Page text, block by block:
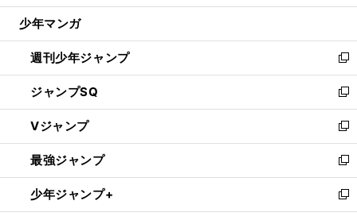
ウ
開
く
少年マンガ
週刊少年ジャンプ
新
し
い
ウ
ィ
ン
ド
ウ
で
開
ジャンプSQ
新
し
い
ウ
ィ
ン
ド
ウ
Vジャンプ
新
し
い
ウ
ィ
ン
最強ジャンプ
新
し
い
ウ
少年ジャンプ+
新
し